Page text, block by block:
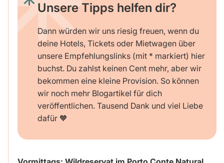
Unsere Tipps helfen dir?
Dann würden wir uns riesig freuen, wenn du
deine Hotels, Tickets oder Mietwagen über
unsere Empfehlungslinks (mit * markiert) hier
buchst. Du zahlst keinen Cent mehr, aber wir
bekommen eine kleine Provision. So können
wir noch mehr Blogartikel für dich
veröffentlichen. Tausend Dank und viel Liebe
dafür 🧡